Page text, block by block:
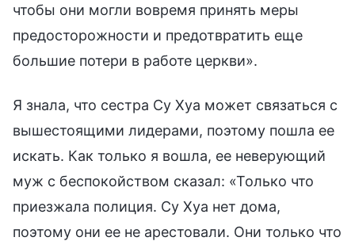
чтобы они могли вовремя принять меры
предосторожности и предотвратить еще
большие потери в работе церкви».
Я знала, что сестра Су Хуа может связаться с
вышестоящими лидерами, поэтому пошла ее
искать. Как только я вошла, ее неверующий
муж с беспокойством сказал: «Только что
приезжала полиция. Су Хуа нет дома,
поэтому они ее не арестовали. Они только что